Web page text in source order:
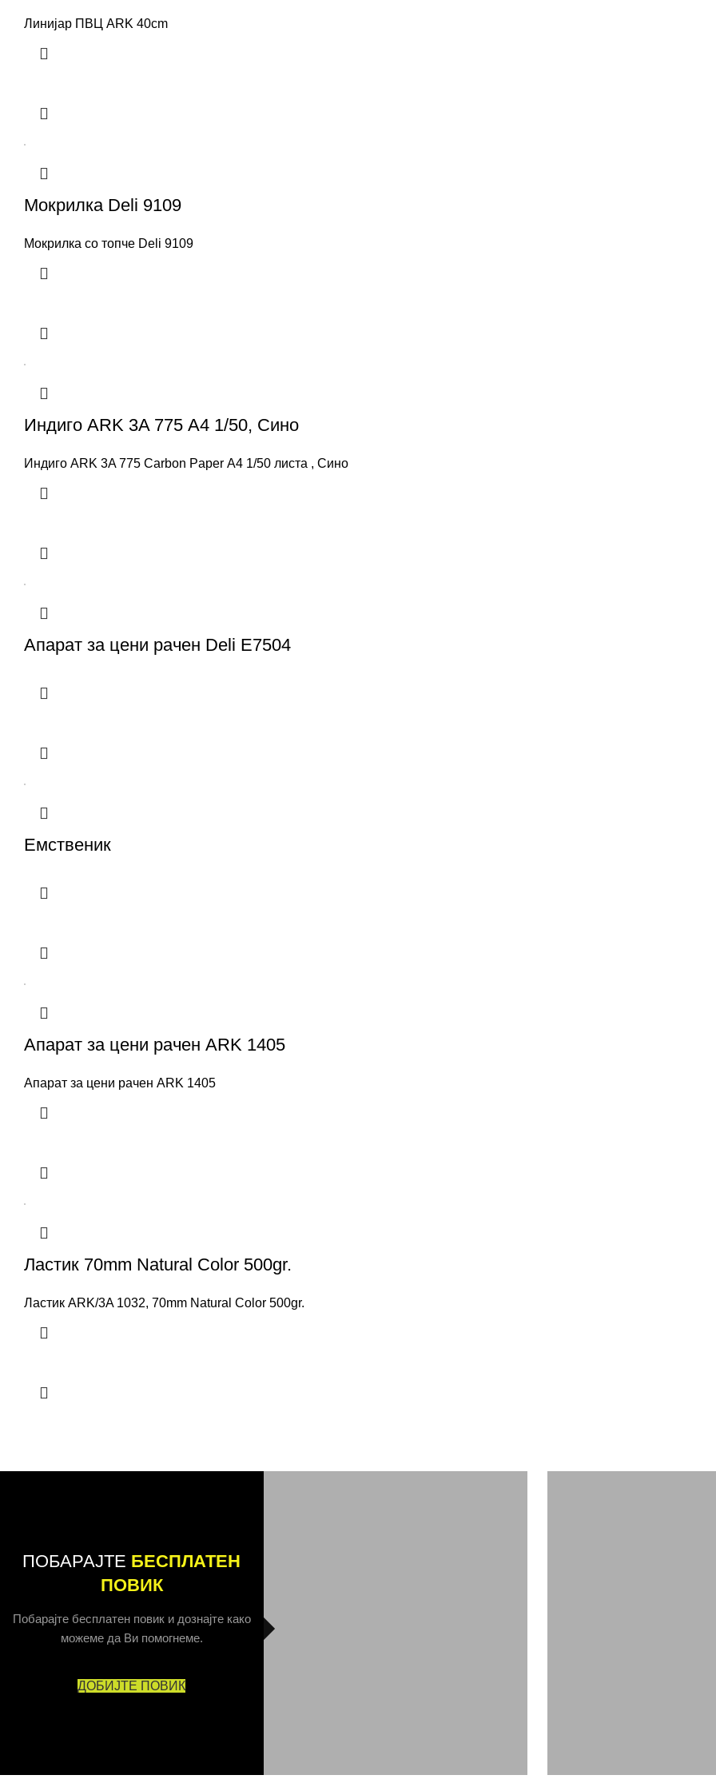
Линијар ПВЦ ARK 40cm
Мокрилка Deli 9109
Мокрилка со топче Deli 9109
Индиго ARK 3A 775 А4 1/50, Сино
Индиго ARK 3A 775 Carbon Paper А4 1/50 листа , Сино
Апарат за цени рачен Deli E7504
Емственик
Апарат за цени рачен ARK 1405
Апарат за цени рачен ARK 1405
Ластик 70mm Natural Color 500gr.
Ластик ARK/3A 1032, 70mm Natural Color 500gr.
ПОБАРАЈТЕ БЕСПЛАТЕН
ПОВИК
Побарајте бесплатен повик и дознајте како
можеме да Ви помогнеме.
ДОБИЈТЕ ПОВИК